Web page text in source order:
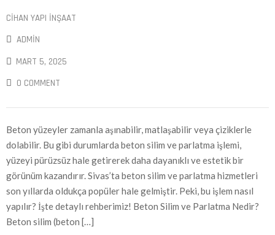
CIHAN YAPI İNŞAAT
ADMIN
MART 5, 2025
0 COMMENT
Beton yüzeyler zamanla aşınabilir, matlaşabilir veya çiziklerle
dolabilir. Bu gibi durumlarda beton silim ve parlatma işlemi,
yüzeyi pürüzsüz hale getirerek daha dayanıklı ve estetik bir
görünüm kazandırır. Sivas’ta beton silim ve parlatma hizmetleri
son yıllarda oldukça popüler hale gelmiştir. Peki, bu işlem nasıl
yapılır? İşte detaylı rehberimiz! Beton Silim ve Parlatma Nedir?
Beton silim (beton […]